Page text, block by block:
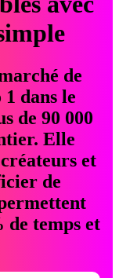
de
dans le
de 90 000
Elle
et
de
de temps et